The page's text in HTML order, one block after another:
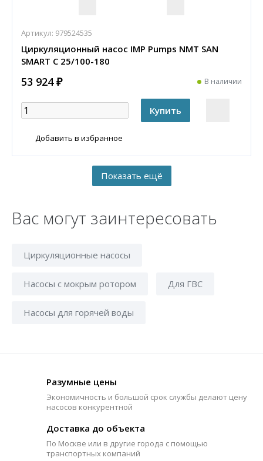
Артикул: 979524535
Циркуляционный насос IMP Pumps NMT SAN
SMART C 25/100-180
53 924 ₽ В наличии
Добавить в избранное
Вас могут заинтересовать
Циркуляционные насосы
Насосы с мокрым ротором Для ГВС
Насосы для горячей воды
Разумные цены
Экономичность и большой срок службы делают цену
насосов конкурентной
Доставка до объекта
По Москве или в другие города с помощью
транспортных компаний